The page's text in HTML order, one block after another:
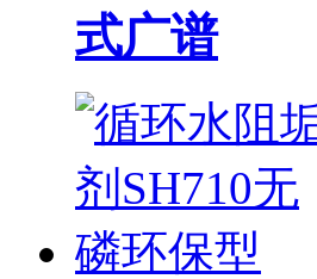
式广谱